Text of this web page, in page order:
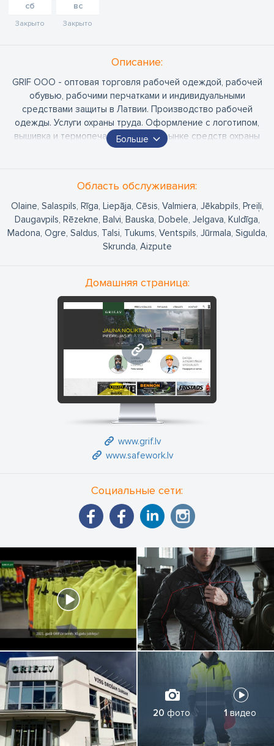
сб
Закрыто
вс
Закрыто
Oписание:
GRIF ООО - оптовая торговля рабочей одеждой, рабочей
обувью, рабочими перчатками и индивидуальными
средствами защиты в Латвии. Производство рабочей
одежды. Услуги охраны труда. Оформление с логотипом,
вышивка и термопечать. Лидер на рынке средств охраны
труда в Латвии. Магазин в Риге, Даугавпилсе и Лиепае.
Контакты менеджеров:
Курземе и Земгале - моб. тел. 26669852, е-почта :
kurzeme@grif.lv
Видземе - моб. тел. 26183806, е-почта: vidzeme@grif.lv
Латгале - моб. тел. 29423372, е-почта: latgale@grif.lv
Рига: Маскавас улица 361, Рабочее время: Пн - П 09.00-18.00,
Даугавпилс: Стацияс улица 85, Рабочее время: Пн - П 08.30-
17.00,
Лиепая: Земниеку улица 32, Рабочее время: Пн - П 08.30-
17.30
Больше
Область обслуживания:
Olaine, Salaspils, Rīga, Liepāja, Cēsis, Valmiera, Jēkabpils, Preiļi,
Daugavpils, Rēzekne, Balvi, Bauska, Dobele, Jelgava, Kuldīga,
Madona, Ogre, Saldus, Talsi, Tukums, Ventspils, Jūrmala, Sigulda,
Skrunda, Aizpute
Домашняя страница:
www.grif.lv
www.grif.lv
www.safework.lv
Социальные сети:
20 фото 1видео